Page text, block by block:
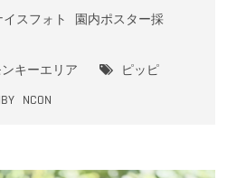
スフォト
園内ポスター採
キーエリア
ピッピ
NCON